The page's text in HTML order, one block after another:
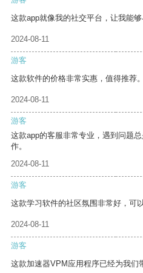
这款app就像我的社交平台，让我能
2024-08-11
游客
这款软件的价格非常实惠，值得推荐。
2024-08-11
游客
这款app的客服非常专业，遇到问题
作。
2024-08-11
游客
这款学习软件的社区氛围非常好，可
2024-08-11
游客
这款加速器VPM应用程序已经为我们